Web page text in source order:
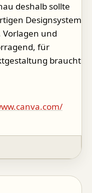
deshalb sollte
Designsystem
und
für
braucht